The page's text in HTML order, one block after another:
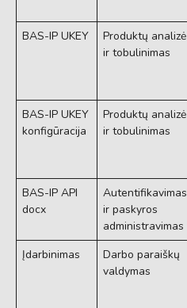
BAS-IP UKEY
Produktų analizė
ir tobulinimas
BAS-IP UKEY
konfigūracija
Produktų analizė
ir tobulinimas
BAS-IP API
docx
Autentifikavimas
ir paskyros
administravimas
Įdarbinimas
Darbo paraiškų
valdymas